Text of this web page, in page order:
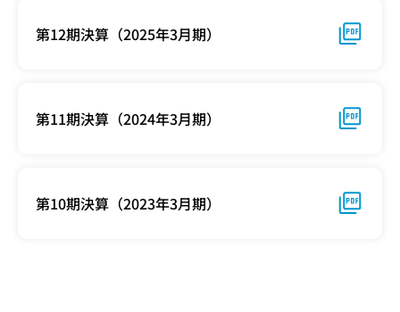
第12期決算（2025年3月期）
第11期決算（2024年3月期）
第10期決算（2023年3月期）